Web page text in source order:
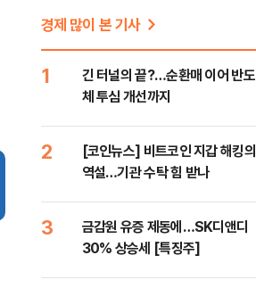
경제 많이 본 기사
1
긴 터널의 끝?…순환매 이어 반도
체 투심 개선까지
2
[코인뉴스] 비트코인 지갑 해킹의
역설…기관 수탁 힘 받나
3
금감원 유증 제동에…SK디앤디
30% 상승세 [특징주]